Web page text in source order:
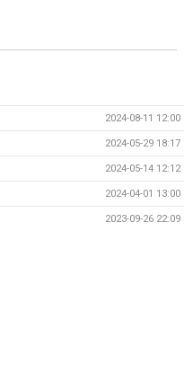
2024-08-11 12:00
2024-05-29 18:17
2024-05-14 12:12
2024-04-01 13:00
2023-09-26 22:09